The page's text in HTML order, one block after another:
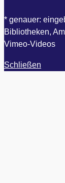
* genauer:
Bibliotheken,
Vimeo-Videos
Schließen